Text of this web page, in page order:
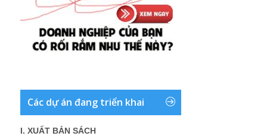
Các dự án đang triển khai
I. XUẤT BẢN SÁCH